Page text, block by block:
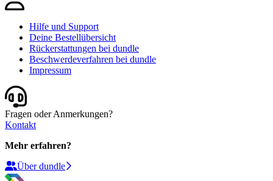
Hilfe und Support
Deine Bestellübersicht
Rückerstattungen bei dundle
Beschwerdeverfahren bei dundle
Impressum
Fragen oder Anmerkungen?
Kontakt
Mehr erfahren?
Über dundle